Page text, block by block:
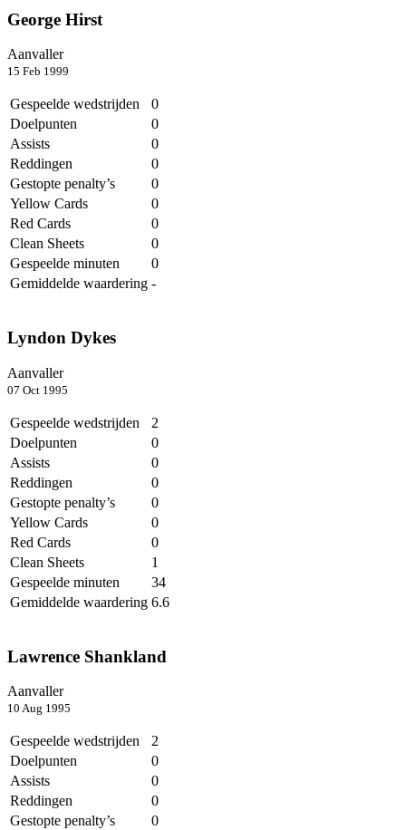
George Hirst
Aanvaller
15 Feb 1999
Gespeelde wedstrijden
0
Doelpunten
0
Assists
0
Reddingen
0
Gestopte penalty’s
0
Yellow Cards
0
Red Cards
0
Clean Sheets
0
Gespeelde minuten
0
Gemiddelde waardering -
Lyndon Dykes
Aanvaller
07 Oct 1995
Gespeelde wedstrijden
2
Doelpunten
0
Assists
0
Reddingen
0
Gestopte penalty’s
0
Yellow Cards
0
Red Cards
0
Clean Sheets
1
Gespeelde minuten
34
Gemiddelde waardering 6.6
Lawrence Shankland
Aanvaller
10 Aug 1995
Gespeelde wedstrijden
2
Doelpunten
0
Assists
0
Reddingen
0
Gestopte penalty’s
0